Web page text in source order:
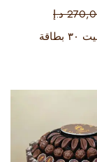
د.إ
٣٠ حبة شوكليت ٣٠ بطاقة